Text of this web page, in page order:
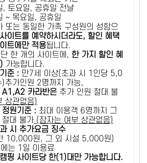
토요일, 공휴일 전날
~ 목요일, 공휴일
또는 동일한 가족 구성원의 성함으
이트를 예약하시더라도, 할인 혜택
트에만 적용됩니다.
한 개의 사이트에, 한 가지 할인 혜
가능합니다.
준 : 만7세 이상(초과 시 1인당 5,0
추가인원 2명까지 가능,
라반은 추가 인원 절대 불
상관없음)
원기준 : ​최대 이용객 6명까지 그
대 불가 (잠자는 여부 상관없음)
시 추가요금 징수
10,000원, 그 외 시설 5,000원)
는 1일 이용료
핑 사이트당 한(1)대만 가능합니다.